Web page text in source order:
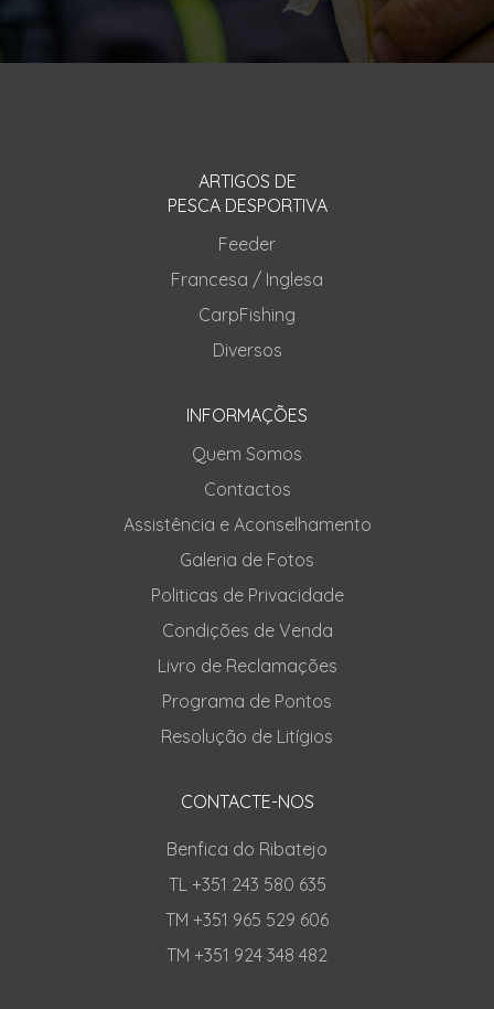
ARTIGOS DE
PESCA DESPORTIVA
Feeder
Francesa / Inglesa
CarpFishing
Diversos
INFORMAÇÕES
Quem Somos
Contactos
Assistência e Aconselhamento
Galeria de Fotos
Politicas de Privacidade
Condições de Venda
Livro de Reclamações
Programa de Pontos
Resolução de Litígios
CONTACTE-NOS
Benfica do Ribatejo
TL +351 243 580 635
TM +351 965 529 606
TM +351 924 348 482